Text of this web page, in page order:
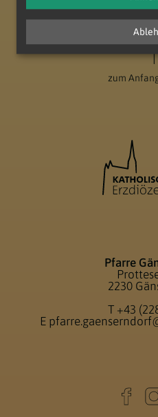
zum
Pfarre
2230
T +43
E